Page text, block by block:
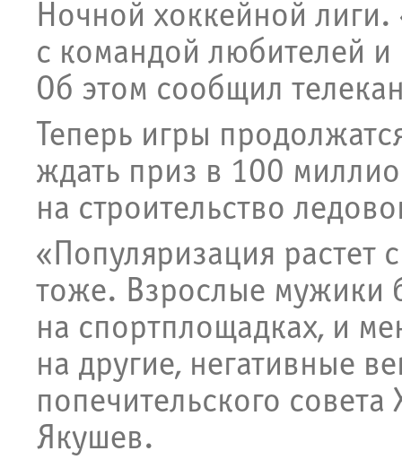
Ночной хоккейной
с командой любителей
Об этом сообщил
Теперь игры
ждать приз в 100
на строительство
«Популяризация растет
тоже. Взрослые мужики
на спортплощадках, и
на другие, негативные
попечительского
Якушев.